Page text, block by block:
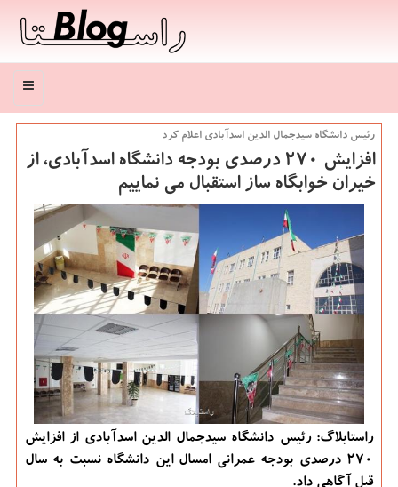
منو
رئیس دانشگاه سیدجمال الدین اسدآبادی اعلام كرد
افزایش ۲۷۰ درصدی بودجه دانشگاه اسدآبادی، از
خیران خوابگاه ساز استقبال می نماییم
راستابلاگ: رئیس دانشگاه سیدجمال الدین اسدآبادی از افزایش
۲۷۰ درصدی بودجه عمرانی امسال این دانشگاه نسبت به سال
قبل آگاهی داد.